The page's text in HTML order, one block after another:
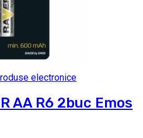
electronice
AA R6 2buc Emos